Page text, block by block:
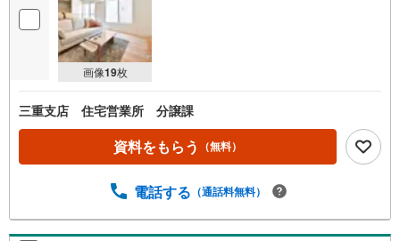
画像19枚
三重支店 住宅営業所 分譲課
資料をもらう （無料）
電話する （通話料無料）